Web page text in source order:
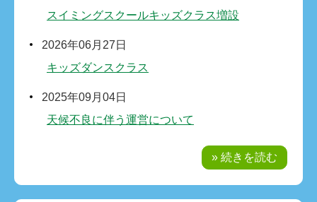
スイミングスクールキッズクラス増設
2026年06月27日
キッズダンスクラス
2025年09月04日
天候不良に伴う運営について
» 続きを読む